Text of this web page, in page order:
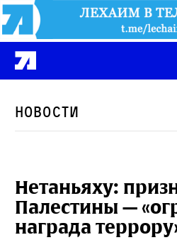
Новости
Нетаньяху:
Палестины —
награда